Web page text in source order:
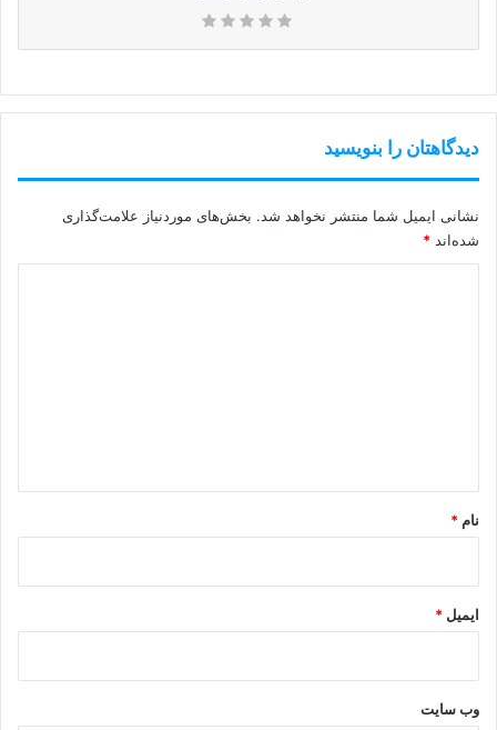
دیدگاهتان را بنویسید
نشانی ایمیل شما منتشر نخواهد شد. بخش‌های موردنیاز علامت‌گذاری
شده‌اند *
نام *
ایمیل *
وب‌ سایت